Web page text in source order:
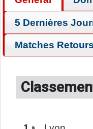
5 Dernières
Matches Retours